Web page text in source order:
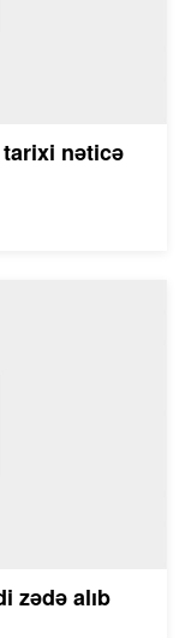
nəticə
zədə alıb